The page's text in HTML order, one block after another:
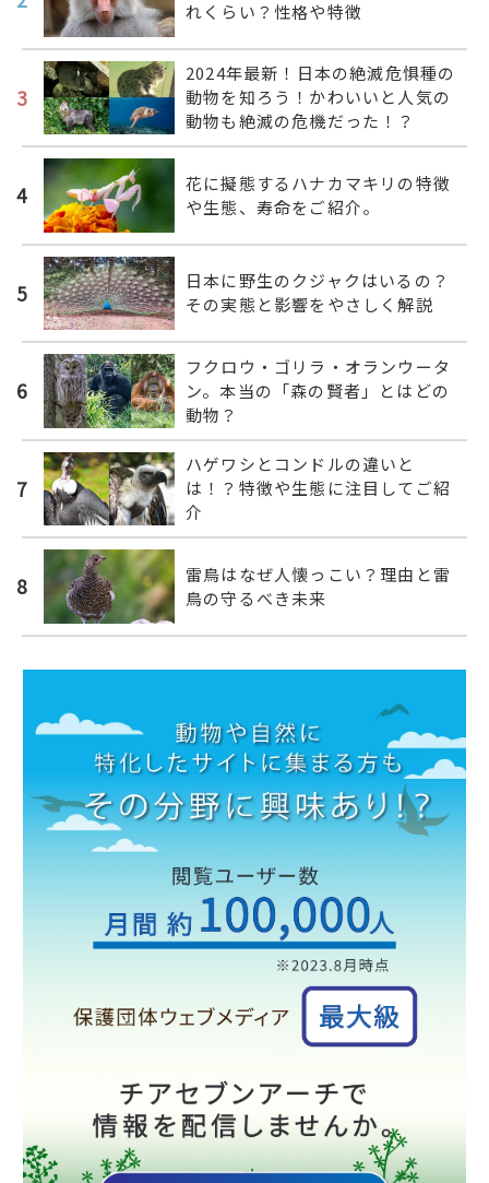
れくらい？性格や特徴
3
2024年最新！日本の絶滅危惧種の
動物を知ろう！かわいいと人気の
動物も絶滅の危機だった！？
4
花に擬態するハナカマキリの特徴
や生態、寿命をご紹介。
5
日本に野生のクジャクはいるの？
その実態と影響をやさしく解説
6
フクロウ・ゴリラ・オランウータ
ン。本当の「森の賢者」とはどの
動物？
7
ハゲワシとコンドルの違いと
は！？特徴や生態に注目してご紹
介
8
雷鳥はなぜ人懐っこい？理由と雷
鳥の守るべき未来